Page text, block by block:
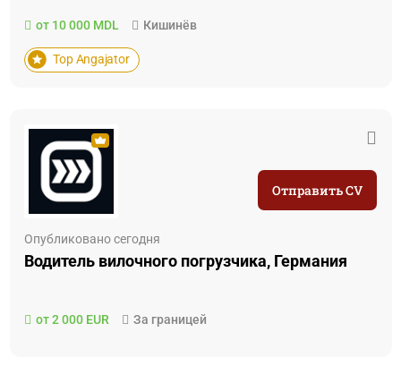
от 10 000 MDL Кишинёв
Top Angajator
Опубликовано сегодня
Водитель вилочного погрузчика, Германия
от 2 000 EUR За границей
Отправить CV